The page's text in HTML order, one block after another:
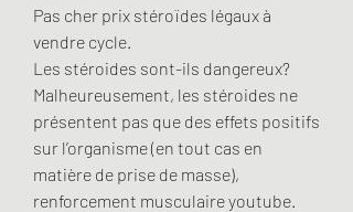
Pas cher prix stéroïdes légaux à
vendre cycle.
Les stéroides sont-ils dangereux?
Malheureusement, les stéroides ne
présentent pas que des effets positifs
sur l’organisme (en tout cas en
matière de prise de masse),
renforcement musculaire youtube.